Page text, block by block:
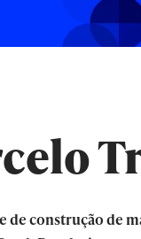
construção de